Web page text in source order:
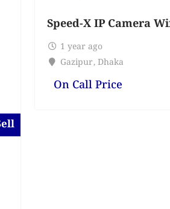
Speed-X IP Camera
1 year ago
Gazipur, Dhaka
On Call Price